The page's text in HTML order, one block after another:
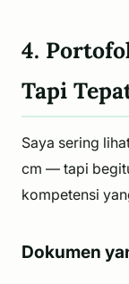
4.
Tapi
Saya sering
cm — tapi
kompetensi
Dokumen